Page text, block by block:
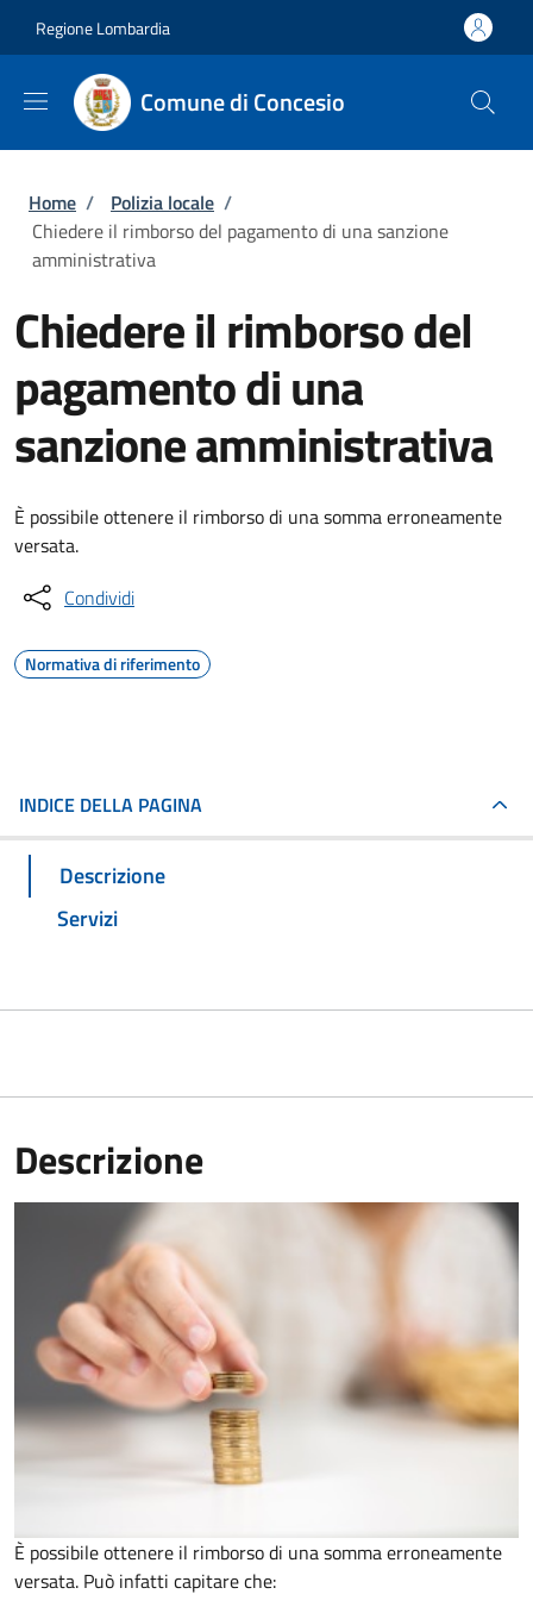
Regione Lombardia
Comune di Concesio
Briciole di pane
Home / Polizia locale /
Chiedere il rimborso del pagamento di una sanzione
amministrativa
Chiedere il rimborso del
pagamento di una
sanzione amministrativa
È possibile ottenere il rimborso di una somma erroneamente
versata.
Condividi
Normativa di riferimento
INDICE DELLA PAGINA
Descrizione
Servizi
Descrizione
È possibile ottenere il rimborso di una somma erroneamente
versata. Può infatti capitare che: